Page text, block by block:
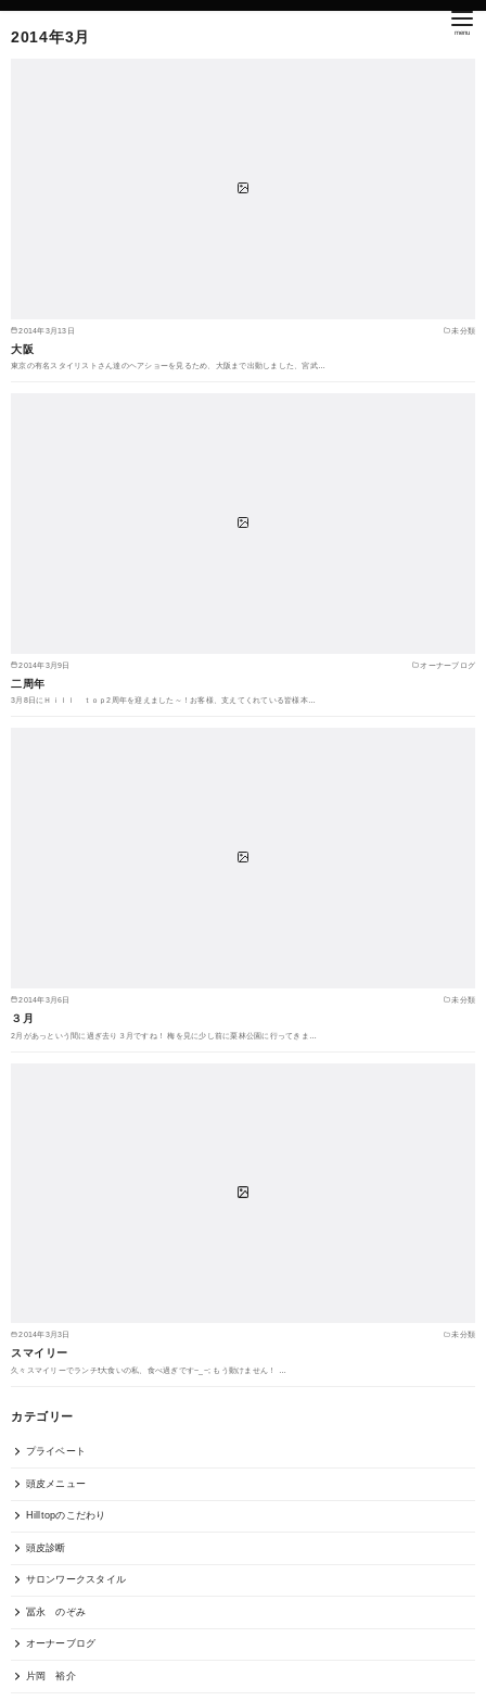
2014年3月
2014年3月13日 未分類
大阪
東京の有名スタイリストさん達のヘアショーを見るため、大阪まで出動しました、宮武…
2014年3月9日 オーナーブログ
二周年
3月8日にＨｉｌｌ ｔｏｐ2周年を迎えました～！お客様、支えてくれている皆様本…
2014年3月6日 未分類
３月
2月があっという間に過ぎ去り３月ですね！ 梅を見に少し前に栗林公園に行ってきま…
2014年3月3日 未分類
スマイリー
久々スマイリーでランチ❗️大食いの私、食べ過ぎです~_~; もう動けません！ …
カテゴリー
プライベート
頭皮メニュー
Hilltopのこだわり
頭皮診断
サロンワークスタイル
冨永 のぞみ
オーナーブログ
片岡 裕介